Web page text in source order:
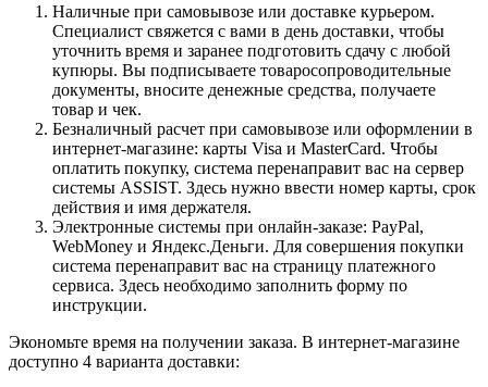
Наличные при самовывозе или доставке курьером.
Специалист свяжется с вами в день доставки, чтобы
уточнить время и заранее подготовить сдачу с любой
купюры. Вы подписываете товаросопроводительные
документы, вносите денежные средства, получаете
товар и чек.
Безналичный расчет при самовывозе или оформлении в
интернет-магазине: карты Visa и MasterCard. Чтобы
оплатить покупку, система перенаправит вас на сервер
системы ASSIST. Здесь нужно ввести номер карты, срок
действия и имя держателя.
Электронные системы при онлайн-заказе: PayPal,
WebMoney и Яндекс.Деньги. Для совершения покупки
система перенаправит вас на страницу платежного
сервиса. Здесь необходимо заполнить форму по
инструкции.
Экономьте время на получении заказа. В интернет-магазине
доступно 4 варианта доставки: